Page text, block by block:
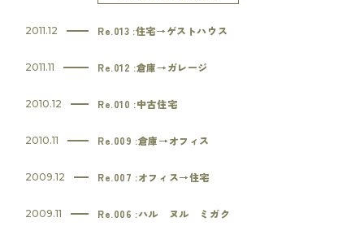
2011.12 Re.013 :住宅→ゲストハウス
2011.11 Re.012 :倉庫→ガレージ
2010.12 Re.010 :中古住宅
2010.11 Re.009 :倉庫→オフィス
2009.12 Re.007 :オフィス→住宅
2009.11 Re.006 :ハル ヌル ミガク